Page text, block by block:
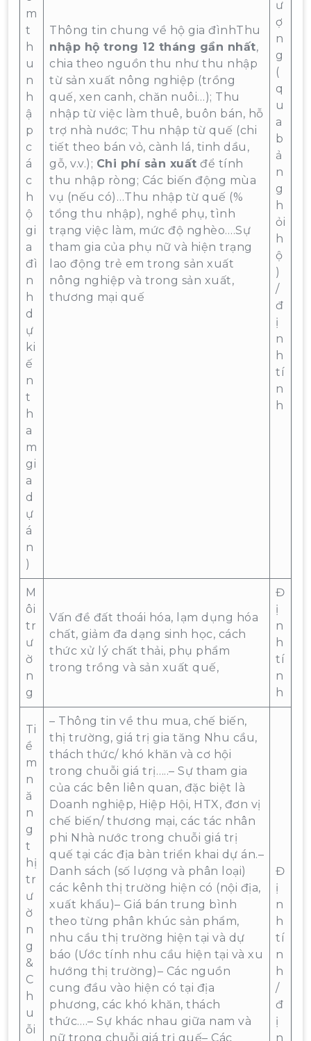
m
t
h
u
n
h
ậ
p
c
á
c
h
ộ
gi
a
đì
n
h
d
ự
ki
ế
n
t
h
a
m
gi
a
d
ự
á
n
)
Thông tin chung về hộ gia đìnhThu
nhập hộ trong 12 tháng gần nhất,
chia theo nguồn thu như thu nhập
từ sản xuất nông nghiệp (trồng
quế, xen canh, chăn nuôi…); Thu
nhập từ việc làm thuê, buôn bán, hỗ
trợ nhà nước; Thu nhập từ quế (chi
tiết theo bán vỏ, cành lá, tinh dầu,
gỗ, v.v.); Chi phí sản xuất để tính
thu nhập ròng; Các biến động mùa
vụ (nếu có)…Thu nhập từ quế (%
tổng thu nhập), nghề phụ, tình
trạng việc làm, mức độ nghèo….Sự
tham gia của phụ nữ và hiện trạng
lao động trẻ em trong sản xuất
nông nghiệp và trong sản xuất,
thương mại quế
ư
ợ
n
g
(
q
u
a
b
ả
n
g
h
ỏi
h
ộ
)
/
đ
ị
n
h
tí
n
h
M
ôi
tr
ư
ờ
n
g
Vấn đề đất thoái hóa, lạm dụng hóa
chất, giảm đa dạng sinh học, cách
thức xử lý chất thải, phụ phẩm
trong trồng và sản xuất quế,
Đ
ị
n
h
tí
n
h
Ti
ề
m
n
ă
n
g
t
hị
tr
ư
ờ
n
g
&
C
h
u
ỗi
– Thông tin về thu mua, chế biến,
thị trường, giá trị gia tăng Nhu cầu,
thách thức/ khó khăn và cơ hội
trong chuỗi giá trị…..– Sự tham gia
của các bên liên quan, đặc biệt là
Doanh nghiệp, Hiệp Hội, HTX, đơn vị
chế biến/ thương mại, các tác nhân
phi Nhà nước trong chuỗi giá trị
quế tại các địa bàn triển khai dự án.–
Danh sách (số lượng và phân loại)
các kênh thị trường hiện có (nội địa,
xuất khẩu)– Giá bán trung bình
theo từng phân khúc sản phẩm,
nhu cầu thị trường hiện tại và dự
báo (Ước tính nhu cầu hiện tại và xu
hướng thị trường)– Các nguồn
cung đầu vào hiện có tại địa
phương, các khó khăn, thách
thức….– Sự khác nhau giữa nam và
nữ trong chuỗi giá trị quế– Các
Đ
ị
n
h
tí
n
h
/
đ
ị
n